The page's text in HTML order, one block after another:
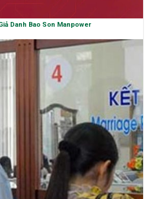
Danh Bao Son Manpower